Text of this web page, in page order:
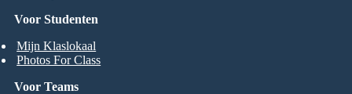
Voor Studenten
Mijn Klaslokaal
Photos For Class
Voor Teams